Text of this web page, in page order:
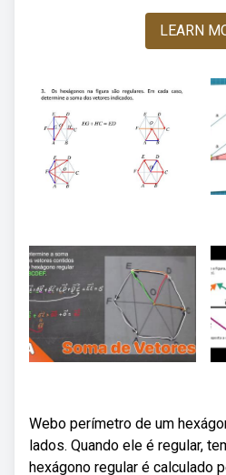
LEARN
Webo perímetro de um
lados. Quando ele é regular,
hexágono regular é calculado